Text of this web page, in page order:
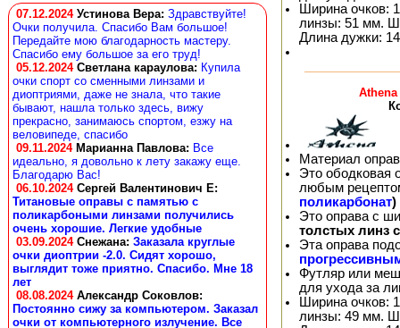
07.12.2024 Устинова Вера: Здравствуйте!
Очки получила. Спасибо Вам большое!
Передайте мою благодарность мастеру.
Спасибо ему большое за его труд!
05.12.2024 Светлана караулова: Купила
очки спорт со сменными линзами и
диоптриями, даже не знала, что такие
бывают, нашла только здесь, вижу
прекрасно, занимаюсь спортом, езжу на
веловипеде, спасибо
09.11.2024 Марианна Павлова: Все
идеально, я довольно к лету закажу еще.
Благодарю Вас!
06.10.2024 Сергей Валентинович Е:
Титановые оправы с памятью с
поликарбоными линзами получились
очень хорошие. Легкие удобные
03.09.2024 Снежана: Заказала круглые
очки диоптрии -2.0. Сидят хорошо,
выглядит тоже приятно. Спасибо. Мне 18
лет
08.08.2024 Александр Соковлов:
Постоянно сижу за компьютером. Заказал
очки от компьютерного излучение. Все
Ширина очков:
линзы: 51 мм.
Длина дужки:
Материал
Это ободковая
любым
поликарбонат)
Это оправа с
толстых линз
Эта оправа
Футляр или
для ухода за
Ширина очков:
линзы: 49 мм.